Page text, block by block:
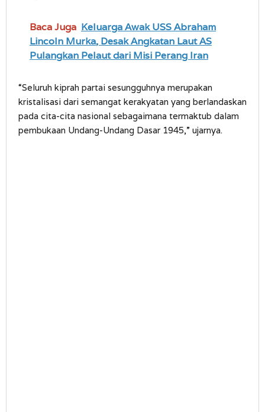
Baca Juga Keluarga Awak USS Abraham
Lincoln Murka, Desak Angkatan Laut AS
Pulangkan Pelaut dari Misi Perang Iran
“Seluruh kiprah partai sesungguhnya merupakan
kristalisasi dari semangat kerakyatan yang berlandaskan
pada cita-cita nasional sebagaimana termaktub dalam
pembukaan Undang-Undang Dasar 1945,” ujarnya.